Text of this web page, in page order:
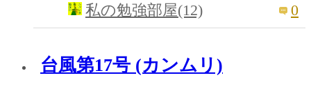
私の勉強部屋(12) 0
台風第17号 (カンムリ)